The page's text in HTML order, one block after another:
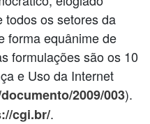
todos os setores da
forma equânime de
formulações são os 10
e Uso da Internet
2009/003).
cgi.br/.